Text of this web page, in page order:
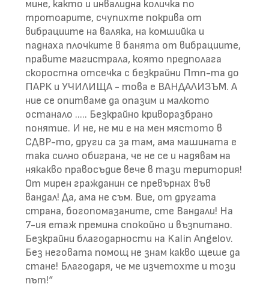
мине, както и инвалидна количка по
тротоарите, счупихте покрива от
вибрациите на валяка, на комшийка и
паднаха плочките в банята от вибрациите,
правите магистрала, която предполага
скоростна отсечка с безкрайни Птп-та до
ПАРК и УЧИЛИЩА - това е ВАНДАЛИЗЪМ. А
ние се опитваме да опазим и малкото
останало ..... Безкрайно криворазбрано
понятие. И не, не ми е на мен мястото в
СДВР-то, други са за там, ама машината е
така силно обиграна, че не се и надявам на
някакво правосъдие вече в тази територия!
От мирен гражданин се превърнах във
вандал! Да, ама не съм. Вие, от другата
страна, богопомазаните, сте Вандали! На
7-ия етаж премина спокойно и възпитано.
Безкрайни благодарности на Kalin Angelov.
Без неговата помощ не знам какво щеше да
стане! Благодаря, че ме изчетохте и този
път!“